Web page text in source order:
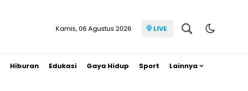
Kamis, 06 Agustus 2026 LIVE
Hiburan Edukasi Gaya Hidup Sport Lainnya